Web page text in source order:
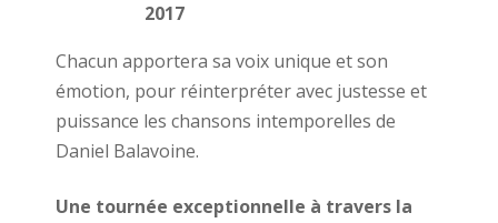
2017
Chacun apportera sa voix unique et son
émotion, pour réinterpréter avec justesse et
puissance les chansons intemporelles de
Daniel Balavoine.
Une tournée exceptionnelle à travers la